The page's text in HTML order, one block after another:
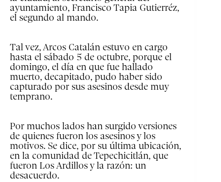
ayuntamiento, Francisco Tapia Gutierréz,
el segundo al mando.
Tal vez, Arcos Catalán estuvo en cargo
hasta el sábado 5 de octubre, porque el
domingo, el día en que fue hallado
muerto, decapitado, pudo haber sido
capturado por sus asesinos desde muy
temprano.
Por muchos lados han surgido versiones
de quienes fueron los asesinos y los
motivos. Se dice, por su última ubicación,
en la comunidad de Tepechicitlán, que
fueron Los Ardillos y la razón: un
desacuerdo.